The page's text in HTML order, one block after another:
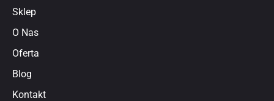
Sklep
O Nas
Oferta
Blog
Kontakt